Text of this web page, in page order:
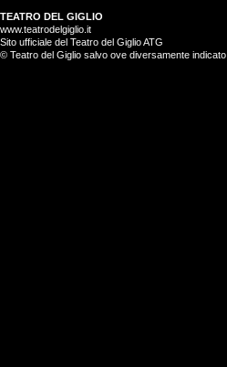
TEATRO DEL GIGLIO
www.teatrodelgiglio.it
Sito ufficiale del Teatro del Giglio ATG
© Teatro del Giglio salvo ove diversamente indicato